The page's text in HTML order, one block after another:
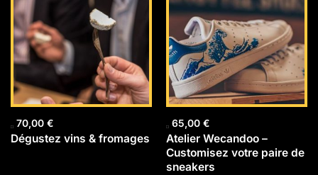
70,00 €
Dégustez vins & fromages
65,00 €
Atelier Wecandoo –
Customisez votre paire de
sneakers